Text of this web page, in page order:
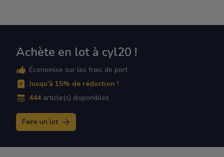
Achète en lot à cyl20 !
Économise sur les frais de port
Jusqu'à 15% de réduction !
444 article(s) disponibles
Faire un lot